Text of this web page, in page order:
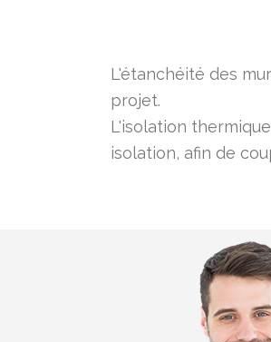
L'étanchéité des
projet.
L'isolation
isolation, afin de